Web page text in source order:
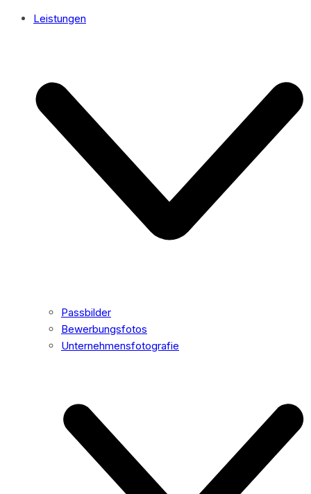
Leistungen
Passbilder
Bewerbungsfotos
Unternehmensfotografie